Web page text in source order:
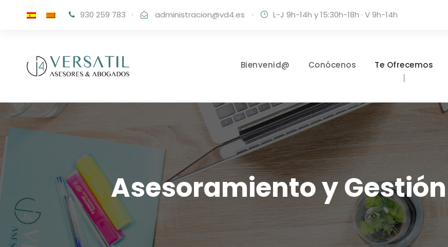
930 259 783 · administracion@vd4.es · L-J 9h-14h y 15:30h-18h · V 9h-14h
Bienvenid@ Conócenos Te Ofrecemos
Asesoramiento y